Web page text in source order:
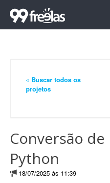
« Buscar todos os
projetos
Conversão
Python
18/07/2025 às 11:39